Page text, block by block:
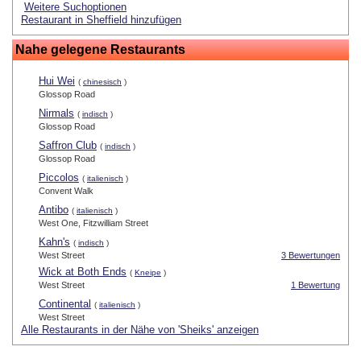
Weitere Suchoptionen
Restaurant in Sheffield hinzufügen
Nahe gelegene Restaurants
Hui Wei ( chinesisch )
Glossop Road
Nirmals ( indisch )
Glossop Road
Saffron Club ( indisch )
Glossop Road
Piccolos ( italienisch )
Convent Walk
Antibo ( italienisch )
West One, Fitzwilliam Street
Kahn's ( indisch )
3 Bewertungen
West Street
Wick at Both Ends ( Kneipe )
1 Bewertung
West Street
Continental ( italienisch )
West Street
Alle Restaurants in der Nähe von 'Sheiks' anzeigen